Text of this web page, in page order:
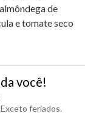
de
e tomate seco
você!
feriados.